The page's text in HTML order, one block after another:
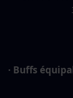
· Buffs